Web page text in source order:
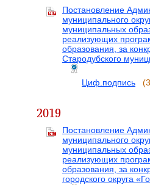
Постановление
муниципального
муниципальных
реализующих
образования, за
Стародубского
Циф.подпись
2019
Постановление
муниципального
муниципальных
реализующих
образования, за
городского округа